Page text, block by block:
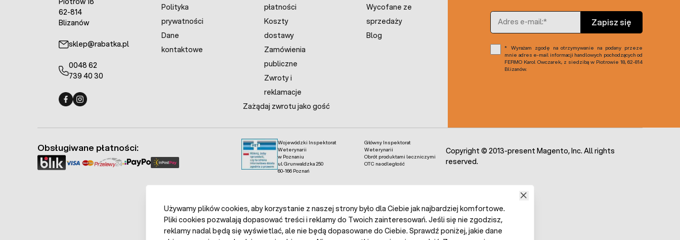
62-814
Blizanów
sklep@rabatka.pl
0048 62
739 40 30
Polityka
prywatności
Dane
kontaktowe
płatności
Koszty
dostawy
Zamówienia
publiczne
Zwroty i
reklamacje
Zażądaj zwrotu jako gość
Wycofane ze
sprzedaży
Blog
Adres e-mail
Zapisz się
Wyrażam zgodę na otrzymywanie na podany przeze
mnie adres e-mail informacji handlowych pochodzących od
FERMO Karol Owczarek, z siedzibą w Piotrowie 18, 62-814
Blizanów.
Wojewódzki Inspektorat
Weterynarii
w Poznaniu
ul. Grunwaldzka 250
60-166 Poznań
Główny Inspektorat
Weterynarii
Obrót produktami leczniczymi
OTC na odległość
Obsługiwane płatności:
Copyright © 2013-present Magento, Inc. All rights
reserved.
Używamy plików cookies, aby korzystanie z naszej strony było dla Ciebie jak najbardziej komfortowe.
Pliki cookies pozwalają dopasować treści i reklamy do Twoich zainteresowań. Jeśli się nie zgodzisz,
reklamy nadal będą się wyświetlać, ale nie będą dopasowane do Ciebie. Sprawdź poniżej, jakie dane